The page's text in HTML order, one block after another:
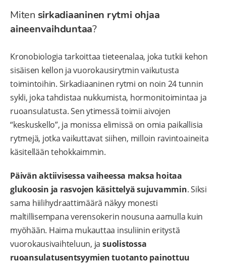
Miten sirkadiaaninen rytmi ohjaa
aineenvaihduntaa?
Kronobiologia tarkoittaa tieteenalaa, joka tutkii kehon
sisäisen kellon ja vuorokausirytmin vaikutusta
toimintoihin. Sirkadiaaninen rytmi on noin 24 tunnin
sykli, joka tahdistaa nukkumista, hormonitoimintaa ja
ruoansulatusta. Sen ytimessä toimii aivojen
“keskuskello”, ja monissa elimissä on omia paikallisia
rytmejä, jotka vaikuttavat siihen, milloin ravintoaineita
käsitellään tehokkaimmin.
Päivän aktiivisessa vaiheessa maksa hoitaa
glukoosin ja rasvojen käsittelyä sujuvammin. Siksi
sama hiilihydraattimäärä näkyy monesti
maltillisempana verensokerin nousuna aamulla kuin
myöhään. Haima mukauttaa insuliinin eritystä
vuorokausivaihteluun, ja suolistossa
ruoansulatusentsyymien tuotanto painottuu